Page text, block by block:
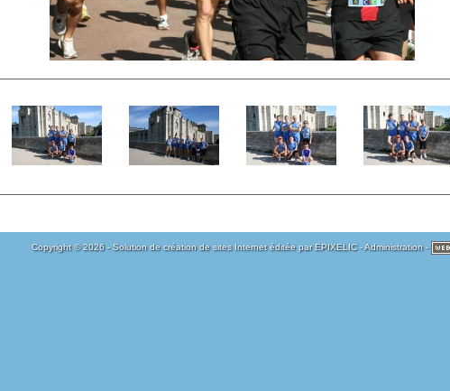
Copyright © 2026 - Solution de création de sites Internet éditée parEPIXELIC-Administration-